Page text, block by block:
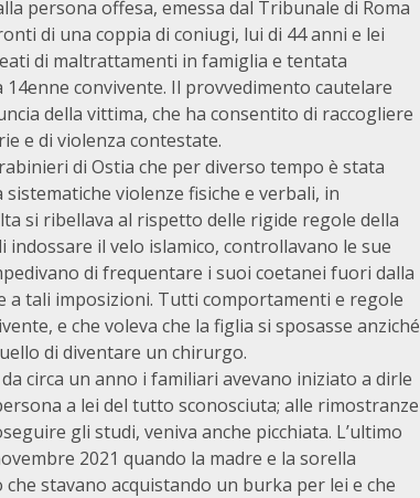
persona offesa, emessa dal Tribunale di Roma
di una coppia di coniugi, lui di 44 anni e lei
di maltrattamenti in famiglia e tentata
convivente. Il provvedimento cautelare
della vittima, che ha consentito di raccogliere
e di violenza contestate.
di Ostia che per diverso tempo è stata
violenze fisiche e verbali, in
si ribellava al rispetto delle rigide regole della
il velo islamico, controllavano le sue
di frequentare i suoi coetanei fuori dalla
a tali imposizioni. Tutti comportamenti e regole
e che voleva che la figlia si sposasse anziché
di diventare un chirurgo.
circa un anno i familiari avevano iniziato a dirle
a lei del tutto sconosciuta; alle rimostranze
gli studi, veniva anche picchiata. L’ultimo
2021 quando la madre e la sorella
stavano acquistando un burka per lei e che